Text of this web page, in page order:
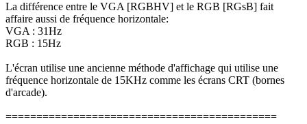
La différence entre le VGA [RGBHV] et le RGB [RGsB] fait
affaire aussi de fréquence horizontale:
VGA : 31Hz
RGB : 15Hz
L'écran utilise une ancienne méthode d'affichage qui utilise une
fréquence horizontale de 15KHz comme les écrans CRT (bornes
d'arcade).
============================================